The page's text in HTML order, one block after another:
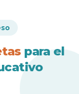
para el